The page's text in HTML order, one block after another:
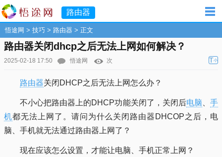
路由器
悟途网 > 技巧 > 路由器 > 正文
路由器关闭dhcp之后无法上网如何解决？
2025-02-18 17:50 悟途网 次 T小
路由器关闭DHCP之后无法上网怎么办？
不小心把路由器上的DHCP功能关闭了，关闭后电脑 、手
机都无法上网了。请问为什么关闭路由器DHCOP之后，电
脑、手机就无法通过路由器上网了？
现在应该怎么设置，才能让电脑、手机正常上网？